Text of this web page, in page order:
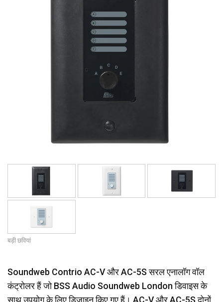
बड़ी छवियां
Soundweb Contrio AC-V और AC-5S सरल एनालॉग वॉल
कंट्रोलर हैं जो BSS Audio Soundweb London डिवाइस के
साथ उपयोग के लिए डिज़ाइन किए गए हैं। AC-V और AC-5S दोनों